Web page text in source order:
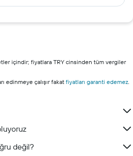
içindir; fiyatlara TRY cinsinden tüm vergiler
edinmeye çalışır fakat fiyatları garanti edemez.
değil?